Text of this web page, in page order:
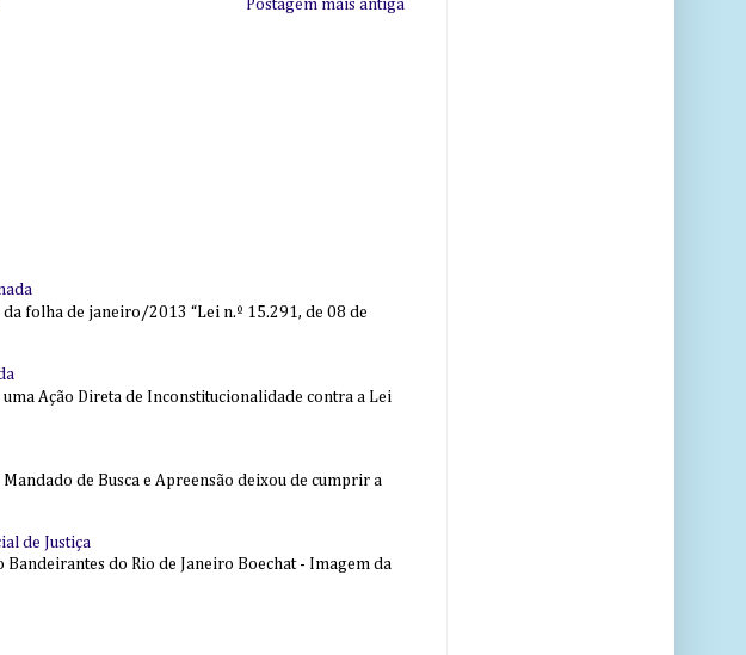
Postagem mais antiga
folha de janeiro/2013 “Lei n.º 15.291, de 08 de
Ação Direta de Inconstitucionalidade contra a Lei
de Busca e Apreensão deixou de cumprir a
de Justiça
Bandeirantes do Rio de Janeiro Boechat - Imagem da